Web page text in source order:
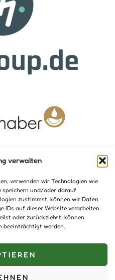
verwalten
verwenden wir Technologien wie
speichern und/oder darauf
zustimmst, können wir Daten
IDs auf dieser Website verarbeiten.
oder zurückziehst, können
beeinträchtigt werden.